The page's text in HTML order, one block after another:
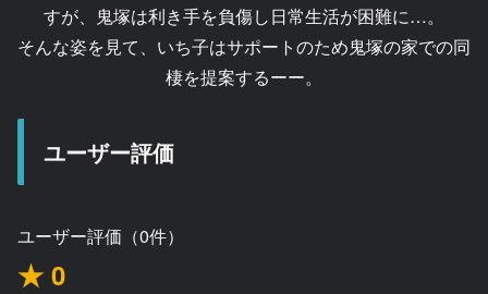
すが、鬼塚は利き手を負傷し日常生活が困難に…。
そんな姿を見て、いち子はサポートのため鬼塚の家での同
棲を提案するーー。
ユーザー評価
ユーザー評価（0件）
★ 0